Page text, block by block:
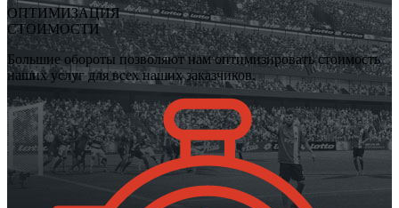
ОПТИМИЗАЦИЯ
СТОИМОСТИ
Большие обороты позволяют нам оптимизировать стоимость
наших услуг для всех наших заказчиков.